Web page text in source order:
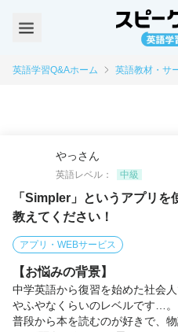
英語学習Q&Aホーム 英語教材・サ
やっさん
英語レベル：
中級
「Simpler」というアプリ
教えてください！
アプリ・WEBサービス
【お悩みの背景】
中学英語から復習を始めた社会
やふやなくらいのレベルです…。
普段から本を読むのが好きで、